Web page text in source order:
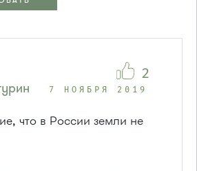
7 НОЯБРЯ 2019
что в России земли не
2